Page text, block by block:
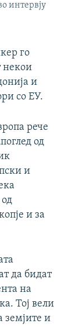
интервју
го
некои
и
со ЕУ.
рече
од
и
и за
да бидат
на
Тој вели
земјите и